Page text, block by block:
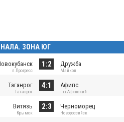
ЗОНА ЮГ
п.Прогресс
1:2 Дружба
Майкоп
Таганрог
Таганрог
4:1 Афипс
пгт.Афипский
Витязь
Крымск
2:3 Черноморец
Новороссийск